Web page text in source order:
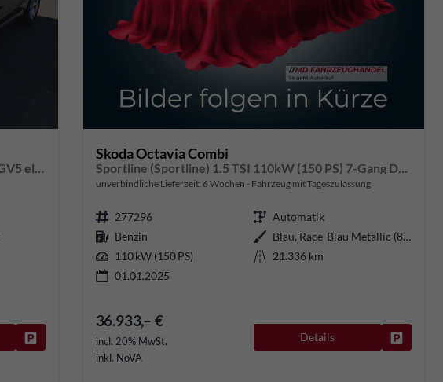
2.0 TDI 110 kW Selection Kombi DSG Navi PDC GV5 el. Hk
Fahrzeug parken
Skoda Octavia Combi
Sportline (Sportline) 1.5 TSI 110kW (150 PS) 7-Gang DSG
unverbindliche Lieferzeit: 6 Wochen Fahrzeug mit Tageszulassung
277296
Automatik
Benzin
Blau, Race-Blau Metallic (8X)
110 kW (150 PS)
21.336 km
01.01.2025
36.933,– €
incl. 20% MwSt.
inkl. NoVA
Details